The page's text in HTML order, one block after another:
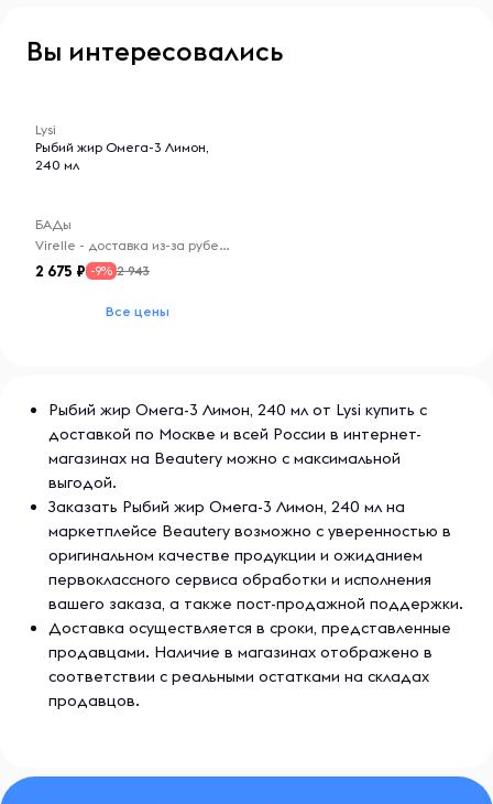
Вы интересовались
Lysi
Рыбий жир Омега-3 Лимон,
240 мл
БАДы
Virelle - доставка из-за рубежа
2 675 -9% 2 943
Все цены
Рыбий жир Омега-3 Лимон, 240 мл от Lysi купить с
доставкой по Москве и всей России в интернет-
магазинах на Beautery можно с максимальной
выгодой.
Заказать Рыбий жир Омега-3 Лимон, 240 мл на
маркетплейсе Beautery возможно с уверенностью в
оригинальном качестве продукции и ожиданием
первоклассного сервиса обработки и исполнения
вашего заказа, а также пост-продажной поддержки.
Доставка осуществляется в сроки, представленные
продавцами. Наличие в магазинах отображено в
соответствии с реальными остатками на складах
продавцов.